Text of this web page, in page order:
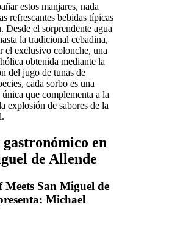
estos manjares, nada
refrescantes bebidas típicas
Desde el sorprendente agua
la tradicional cebadina,
el exclusivo colonche, una
obtenida mediante la
del jugo de tunas de
cada sorbo es una
que complementa a la
explosión de sabores de la
en
de Allende
Meets San Miguel de
Michael